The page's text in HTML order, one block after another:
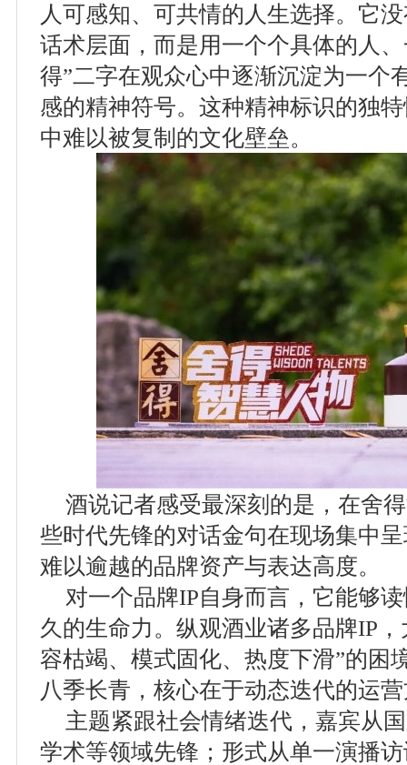
人可感知、可共情的人生选择。它
话术层面，而是用一个个具体的人
得”二字在观众心中逐渐沉淀为一个
感的精神符号。这种精神标识的独
中难以被复制的文化壁垒。
酒说记者感受最深刻的是，在舍
些时代先锋的对话金句在现场集中
难以逾越的品牌资产与表达高度。
对一个品牌IP自身而言，它能够
久的生命力。纵观酒业诸多品牌IP
容枯竭、模式固化、热度下滑”的困
八季长青，核心在于动态迭代的运
主题紧跟社会情绪迭代，嘉宾从
学术等领域先锋；形式从单一演播